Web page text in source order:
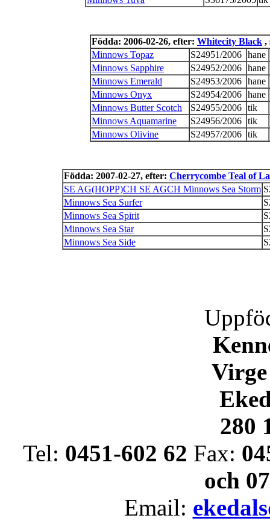
Födda: 2006-02-26, efter: Whitecity Black ,
Minnows Topaz
S24951/2006 hane
Minnows Sapphire
S24952/2006 hane
Minnows Emerald
S24953/2006 hane
Minnows Onyx
S24954/2006 hane
Minnows Butter Scotch
S24955/2006 tik
Minnows Aquamarine
S24956/2006 tik
Minnows Olivine
S24957/2006 tik
Födda: 2007-02-27, efter: Cherrycombe Teal of
SE AG(HOPP)CH SE AGCH Minnows Sea Storm
Minnows Sea Surfer
Minnows Sea Spirit
Minnows Sea Star
Minnows Sea Side
Virge
280
Tel: 0451-602 62 Fax:
och
Email: